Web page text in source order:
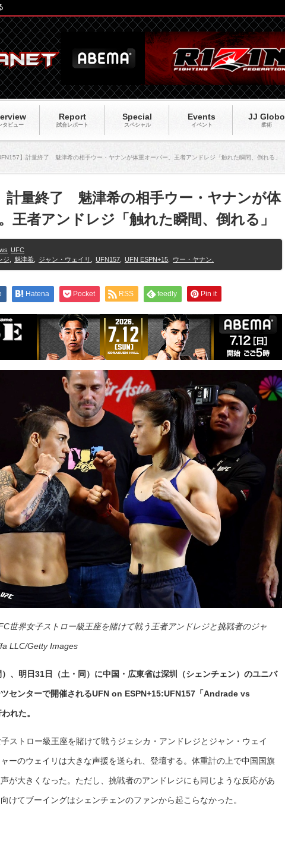
タビュー
Report
試合レポート
Special
スペシャル
Events
イベント
JJ Globo
柔術
】計量終了 魅津希の相手ウー・ヤナンが体重オーバー。王者アンドレジ「触れた瞬間、倒れる」
計量終了 魅津希の相手ウー・ヤナンが体
王者アンドレジ「触れた瞬間、倒れる」
UFC
ジ
魅津希 ジャン・ウェイリ UFN157 UFN ESPN+15 ウー・ヤナン.
Hatena Pocket RSS feedly Pin it
世界女子ストロー級王座を賭けて戦う王者アンドレジと挑戦者のジャ
LLC/Getty Images
、明日31日（土・同）に中国・広東省は深圳（シェンチェン）のユニバ
センターで開催されるUFN on ESPN+15:UFN157「Andrade vs
れた。
ストロー級王座を賭けて戦うジェシカ・アンドレジとジャン・ウェイ
ーのウェイリは大きな声援を送られ、登壇する。体重計の上で中国国旗
が大きくなった。ただし、挑戦者のアンドレジにも同じような反応があ
けてブーイングはシェンチェンのファンから起こらなかった。